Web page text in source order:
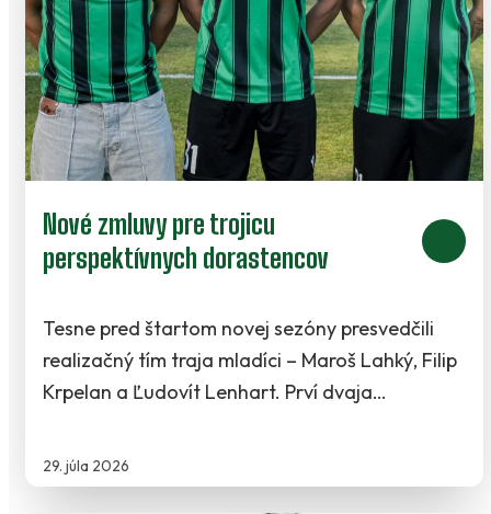
Nové zmluvy pre trojicu
perspektívnych dorastencov
29. júla 2026
Tesne pred štartom novej sezóny presvedčili
realizačný tím traja mladíci – Maroš Lahký, Filip
Krpelan a Ľudovít Lenhart. Prví dvaja…